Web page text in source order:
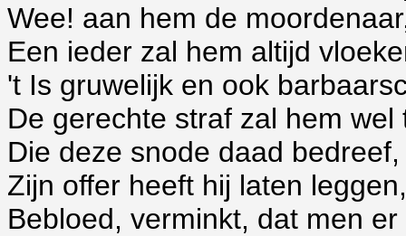
Wee! aan hem de
Een ieder zal hem altijd
't Is gruwelijk en ook
De gerechte straf zal hem wel
Die deze snode daad bedreef,
Zijn offer heeft hij laten leggen,
Bebloed, verminkt, dat men